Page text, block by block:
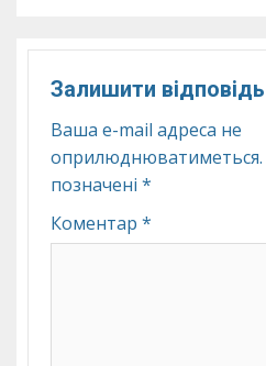
Залишити відповідь
Ваша e-mail адреса не
оприлюднюватиметься.
позначені *
Коментар *